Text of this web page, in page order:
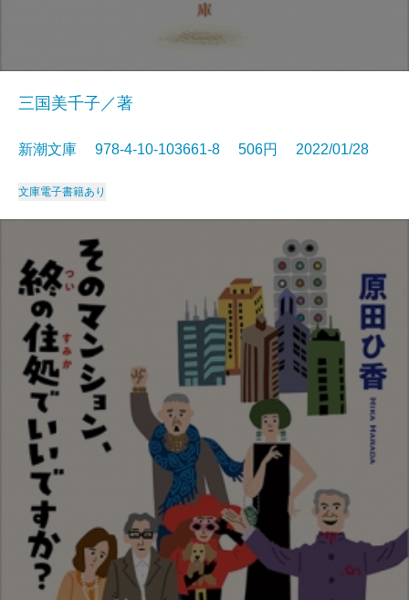
三国美千子／著
新潮文庫 978-4-10-103661-8 506円 2022/01/28
文庫電子書籍あり